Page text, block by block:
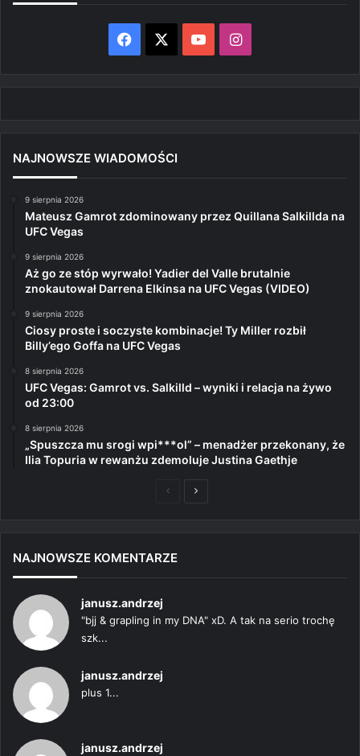
Facebook YouTubeInstagram
NAJNOWSZE WIADOMOŚCI
9 sierpnia 2026
Mateusz Gamrot zdominowany przez Quillana Salkillda na
UFC Vegas
9 sierpnia 2026
Aż go ze stóp wyrwało! Yadier del Valle brutalnie
znokautował Darrena Elkinsa na UFC Vegas (VIDEO)
9 sierpnia 2026
Ciosy proste i soczyste kombinacje! Ty Miller rozbił
Billy’ego Goffa na UFC Vegas
8 sierpnia 2026
UFC Vegas: Gamrot vs. Salkilld – wyniki i relacja na żywo
od 23:00
8 sierpnia 2026
„Spuszcza mu srogi wpi***ol” – menadżer przekonany, że
Ilia Topuria w rewanżu zdemoluje Justina Gaethje
PoprzedniaNastępna
NAJNOWSZE KOMENTARZE
janusz.andrzej
"bjj & grapling in my DNA" xD. A tak na serio trochę
szk...
janusz.andrzej
plus 1...
janusz.andrzej